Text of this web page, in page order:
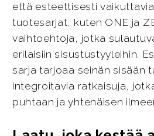
että esteettisesti
tuotesarjat, kuten ONE ja
vaihtoehtoja, jotka
erilaisiin sisustustyyleihin.
sarja tarjoaa seinän sisään
integroitavia ratkaisuja,
puhtaan ja yhtenäisen